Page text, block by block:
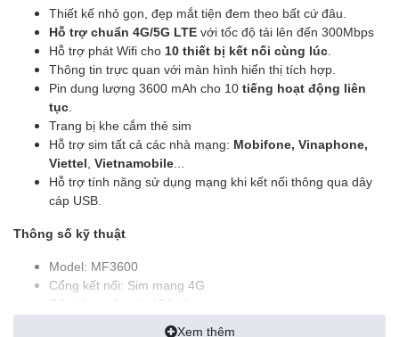
Thiết kế nhỏ gọn, đẹp mắt tiện đem theo bất cứ đâu.
Hỗ trợ chuẩn 4G/5G LTE với tốc độ tải lên đến 300Mbps
Hỗ trợ phát Wifi cho 10 thiết bị kết nối cùng lúc
Thông tin trực quan với màn hình hiển thị tích hợp.
Pin dung lượng 3600 mAh cho 10 tiếng hoạt động liên
tục
Trang bị khe cắm thẻ sim
Hỗ trợ sim tất cả các nhà mạng: Mobifone, Vinaphone,
Viettel Vietnamobile
Hỗ trợ tính năng sử dụng mạng khi kết nối thông qua dây
cáp USB.
Thông số kỹ thuật
Model: MF3600
Cổng kết nối: Sim mạng 4G
Tốc độ truyền tải: 150 Mbs
Xem thêm